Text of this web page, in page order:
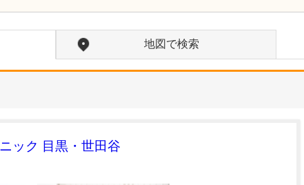
地図で検索
ック 目黒・世田谷
東京都目黒区
成子クリニック
成子 浩院長取材記事
す。今でこそ細い内視鏡
が開発されていますが、